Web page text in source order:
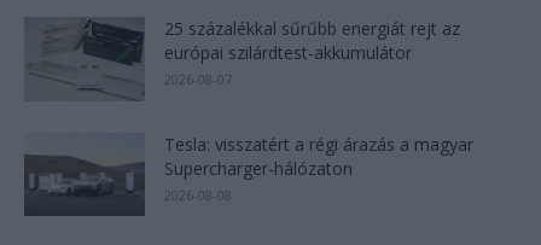
25 százalékkal sűrűbb energiát rejt az
európai szilárdtest-akkumulátor
2026-08-07
Tesla: visszatért a régi árazás a magyar
Supercharger-hálózaton
2026-08-08